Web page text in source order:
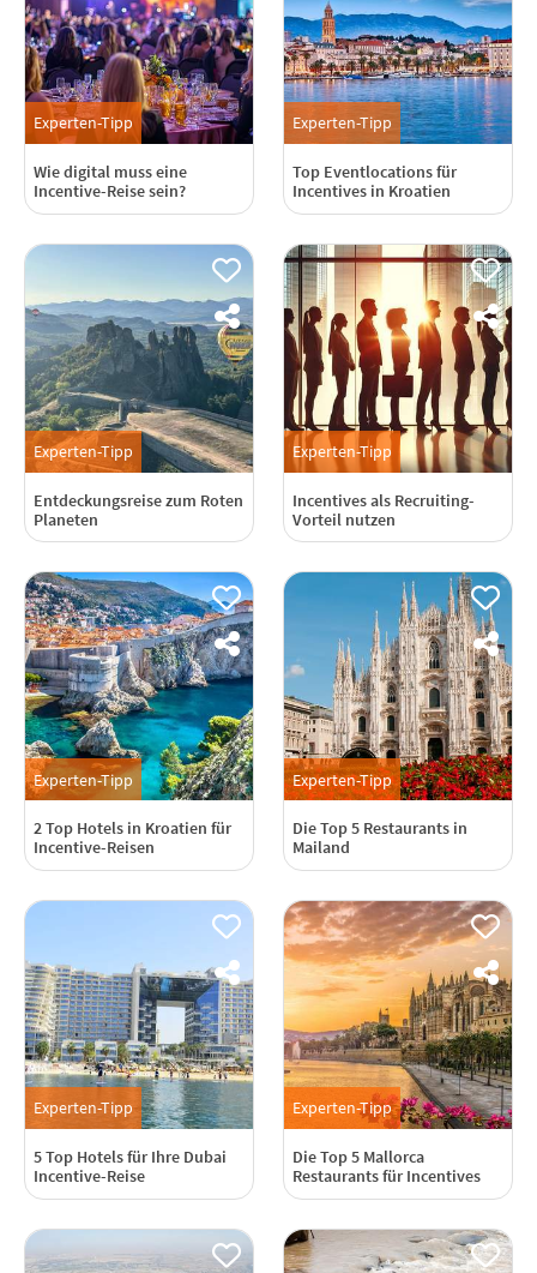
Experten-Tipp
Wie digital muss eine
Incentive-Reise sein?
Experten-Tipp
Top Eventlocations für
Incentives in Kroatien
Experten-Tipp
Entdeckungsreise zum Roten
Planeten
Experten-Tipp
Incentives als Recruiting-
Vorteil nutzen
Experten-Tipp
2 Top Hotels in Kroatien für
Incentive-Reisen
Experten-Tipp
Die Top 5 Restaurants in
Mailand
Experten-Tipp
5 Top Hotels für Ihre Dubai
Incentive-Reise
Experten-Tipp
Die Top 5 Mallorca
Restaurants für Incentives